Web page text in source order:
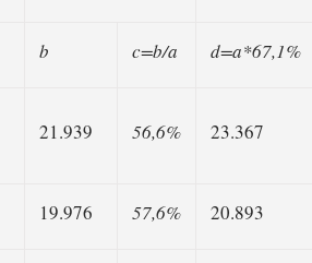
b c=b/a d=a*67,1%
21.939 56,6% 23.367
19.976 57,6% 20.893